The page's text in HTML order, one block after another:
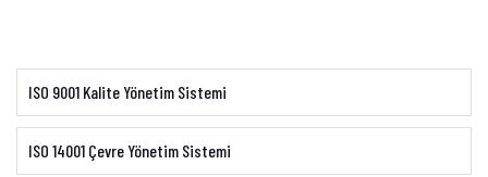
ISO 9001 Kalite Yönetim Sistemi
ISO 14001 Çevre Yönetim Sistemi